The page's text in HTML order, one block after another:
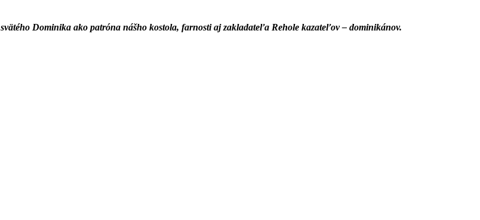
Dominika ako patróna nášho kostola, farnosti aj zakladateľa Rehole kazateľov – dominikánov.